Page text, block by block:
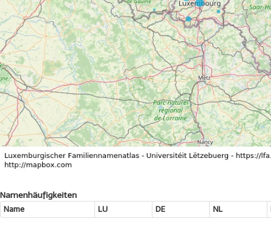
Namenhäufigkeiten
Name LU DE NL